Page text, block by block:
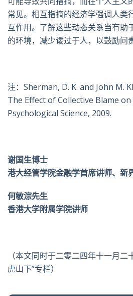
常见。相互指摘的经济学强调人类
互作用。了解这些动态关系当有助
的环境，减少诿过于人，以鼓励问
注： Sherman, D. K. and John M.
The Effect of Collective Blame
Psychological Science, 2009.
谢国生博士
港大经管学院金融学首席讲师、新
何敏淙先生
香港大学附属学院讲师
（本文同时于二零二四年十一月
虎山下”专栏）